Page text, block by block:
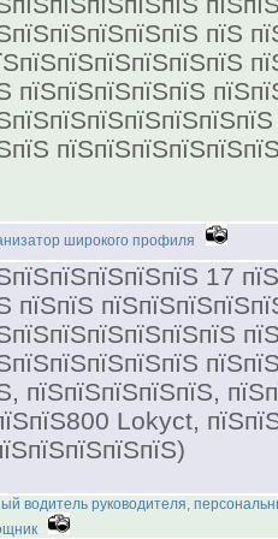
пїЅ
пїЅпїЅпїЅпїЅпїЅ
широкого профиля
17
пїЅпїЅ
пїЅпїЅпїЅпїЅпїЅ,
Lokyct,
водитель руководителя,